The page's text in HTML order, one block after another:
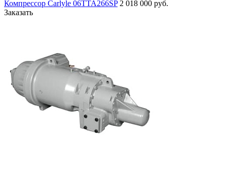
Компрессор Carlyle 06TTA266SP 2 018 000 руб.
Заказать